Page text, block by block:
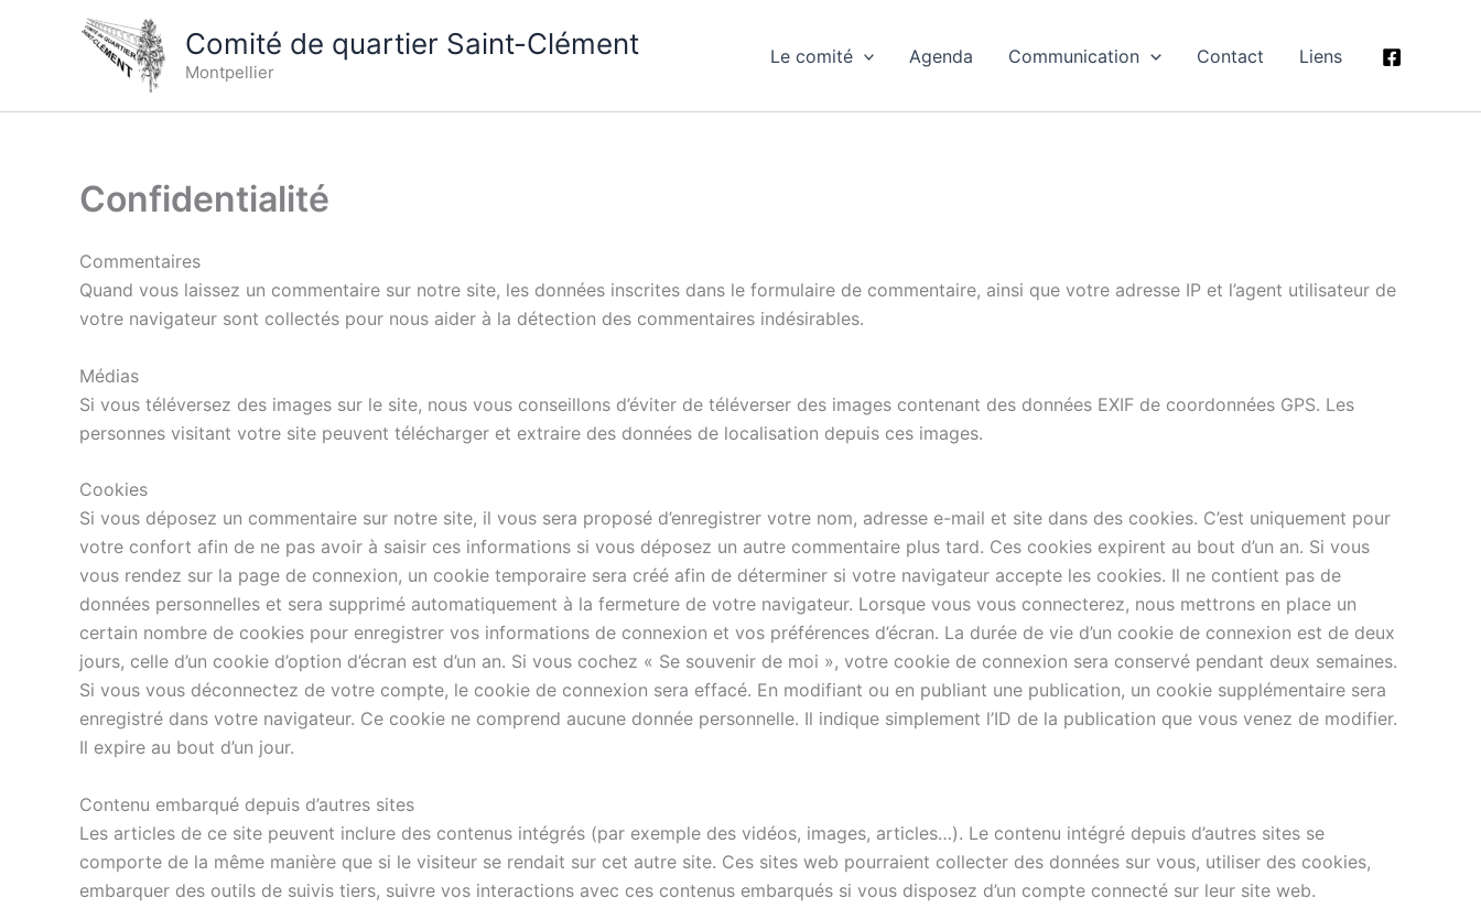
Comité de quartier Saint-Clément
Montpellier
Le comité Agenda Communication Contact Liens
Confidentialité
Commentaires
Quand vous laissez un commentaire sur notre site, les données inscrites dans le formulaire de commentaire, ainsi que votre adresse IP et l’agent utilisateur de
votre navigateur sont collectés pour nous aider à la détection des commentaires indésirables.
Médias
Si vous téléversez des images sur le site, nous vous conseillons d’éviter de téléverser des images contenant des données EXIF de coordonnées GPS. Les
personnes visitant votre site peuvent télécharger et extraire des données de localisation depuis ces images.
Cookies
Si vous déposez un commentaire sur notre site, il vous sera proposé d’enregistrer votre nom, adresse e-mail et site dans des cookies. C’est uniquement pour
votre confort afin de ne pas avoir à saisir ces informations si vous déposez un autre commentaire plus tard. Ces cookies expirent au bout d’un an. Si vous
vous rendez sur la page de connexion, un cookie temporaire sera créé afin de déterminer si votre navigateur accepte les cookies. Il ne contient pas de
données personnelles et sera supprimé automatiquement à la fermeture de votre navigateur. Lorsque vous vous connecterez, nous mettrons en place un
certain nombre de cookies pour enregistrer vos informations de connexion et vos préférences d’écran. La durée de vie d’un cookie de connexion est de deux
jours, celle d’un cookie d’option d’écran est d’un an. Si vous cochez « Se souvenir de moi », votre cookie de connexion sera conservé pendant deux semaines.
Si vous vous déconnectez de votre compte, le cookie de connexion sera effacé. En modifiant ou en publiant une publication, un cookie supplémentaire sera
enregistré dans votre navigateur. Ce cookie ne comprend aucune donnée personnelle. Il indique simplement l’ID de la publication que vous venez de modifier.
Il expire au bout d’un jour.
Contenu embarqué depuis d’autres sites
Les articles de ce site peuvent inclure des contenus intégrés (par exemple des vidéos, images, articles…). Le contenu intégré depuis d’autres sites se
comporte de la même manière que si le visiteur se rendait sur cet autre site. Ces sites web pourraient collecter des données sur vous, utiliser des cookies,
embarquer des outils de suivis tiers, suivre vos interactions avec ces contenus embarqués si vous disposez d’un compte connecté sur leur site web.